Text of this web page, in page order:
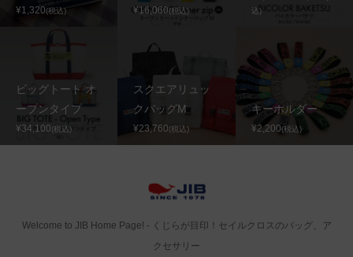
¥1,320(税込) ¥16,060(税込)
込)
ビッグトート オ
ープンタイプ
¥34,100(税込)
スクエアリュッ
クバッグM
¥23,760(税込)
キーホルダー
¥2,200(税込)
Welcome to JIB Home Page! ‐ くじらが目印！セイルクロスのバッグ、ア
クセサリー